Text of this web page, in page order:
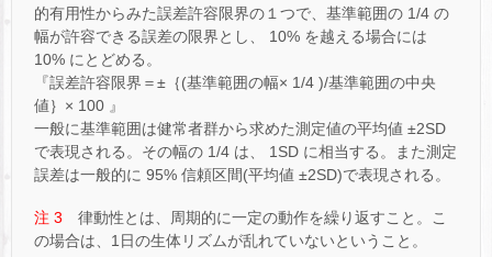
的有用性からみた誤差許容限界の１つで、基準範囲の 1/4 の
幅が許容できる誤差の限界とし、 10% を越える場合には
10% にとどめる。
『誤差許容限界＝±｛(基準範囲の幅× 1/4 )/基準範囲の中央
値｝× 100 』
一般に基準範囲は健常者群から求めた測定値の平均値 ±2SD
で表現される。その幅の 1/4 は、 1SD に相当する。また測定
誤差は一般的に 95% 信頼区間(平均値 ±2SD)で表現される。
注 3 律動性とは、周期的に一定の動作を繰り返すこと。こ
の場合は、1日の生体リズムが乱れていないということ。